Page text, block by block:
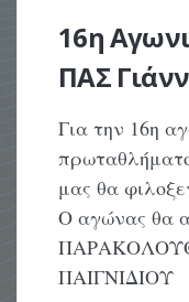
16η
ΠΑΣ
Για την 16η
μας θα
Ο αγώνας θα
ΠΑΙΓΝΙΔΙΟΥ